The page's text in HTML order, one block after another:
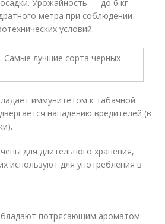
Урожайность — до 6 кг
метра при соблюдении
условий.
иммунитетом к табачной
нападению вредителей (в
для длительного хранения,
используют для употребления в
потрясающим ароматом.